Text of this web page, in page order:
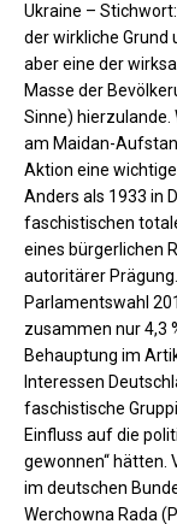
Ukraine –
der wirkliche Grund
aber eine der
Masse der
Sinne) hierzulande.
am Maidan-
Aktion eine
Anders als 1933 in
faschistischen
eines bürgerlichen
autoritärer
Parlamentswahl
zusammen nur 4,3
Behauptung im
Interessen
faschistische
Einfluss auf die
gewonnen“ hätten.
im deutschen
Werchowna Rada